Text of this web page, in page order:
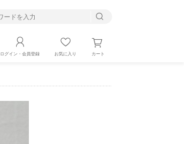
ログイン・会員登録 お気に入り カート